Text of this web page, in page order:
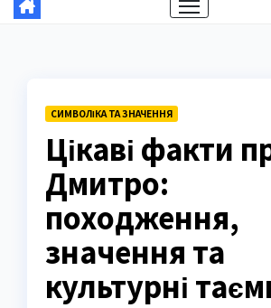
СИМВОЛІКА ТА ЗНАЧЕННЯ
Цікаві факти
Дмитро:
походження,
значення та
культурні